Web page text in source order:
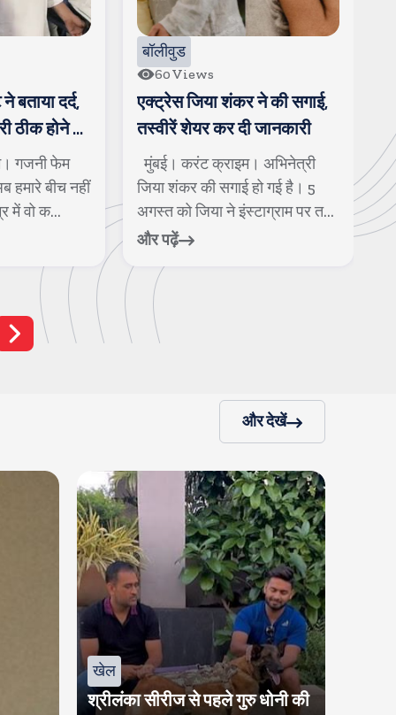
बताया दर्द,
ठीक होने के
गजनी फेम
हमारे बीच नहीं
में वो क...
बॉलीवुड
60Views
एक्ट्रेस जिया शंकर ने की सगाई,
तस्वीरें शेयर कर दी जानकारी
मुंबई। करंट क्राइम। अभिनेत्री
जिया शंकर की सगाई हो गई है। 5
अगस्त को जिया ने इंस्टाग्राम पर त...
और पढ़ें
और देखें
खेल
श्रीलंका सीरीज से पहले गुरु धोनी की